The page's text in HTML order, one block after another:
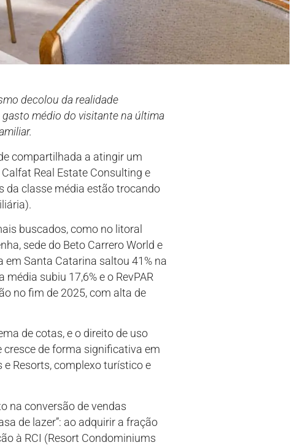
decolou da realidade
gasto médio do visitante na última
compartilhada a atingir um
Real Estate Consulting e
da classe média estão trocando
buscados, como no litoral
sede do Beto Carrero World e
em Santa Catarina saltou 41% na
subiu 17,6% e o RevPAR
no fim de 2025, com alta de
de cotas, e o direito de uso
de forma significativa em
e Resorts, complexo turístico e
na conversão de vendas
de lazer”: ao adquirir a fração
à RCI (Resort Condominiums